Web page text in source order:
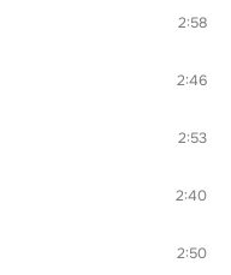
2:58
2:46
2:53
2:40
2:50